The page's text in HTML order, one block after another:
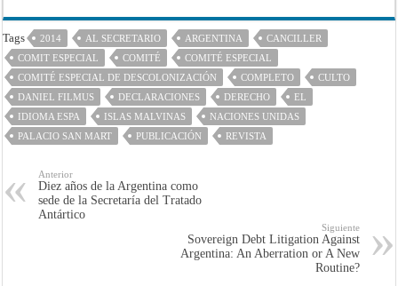
Tags 2014 AL SECRETARIO ARGENTINA
CANCILLER
COMIT ESPECIAL
COMITÉ
COMITÉ ESPECIAL
COMITÉ ESPECIAL DE DESCOLONIZACIÓN
COMPLETO
CULTO
DANIEL FILMUS
DECLARACIONES DERECHO
EL
IDIOMA ESPA
ISLAS MALVINAS
NACIONES UNIDAS
PALACIO SAN MART
PUBLICACIÓN REVISTA
Anterior
Diez años de la Argentina como
sede de la Secretaría del Tratado
Antártico
Siguiente
Sovereign Debt Litigation Against
Argentina: An Aberration or A New
Routine?